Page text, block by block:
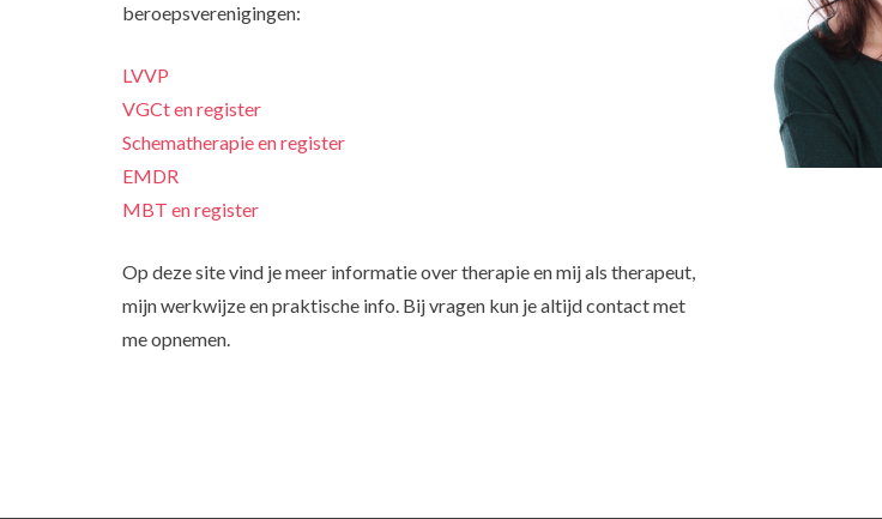
beroepsverenigingen:
LVVP
VGCt en register
Schematherapie en register
EMDR
MBT en register
Op deze site vind je meer informatie over therapie en mij als therapeut,
mijn werkwijze en praktische info. Bij vragen kun je altijd contact met
me opnemen.